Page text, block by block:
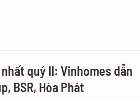
quý II: Vinhomes dẫn
BSR, Hòa Phát